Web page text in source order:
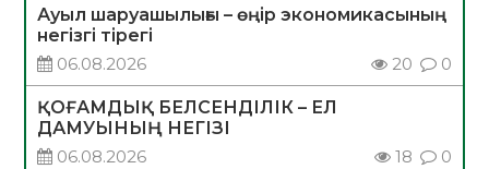
Ауыл шаруашылығы – өңір экономикасының
негізгі тірегі
06.08.2026
20 0
ҚОҒАМДЫҚ БЕЛСЕНДІЛІК – ЕЛ
ДАМУЫНЫҢ НЕГІЗІ
06.08.2026
18 0